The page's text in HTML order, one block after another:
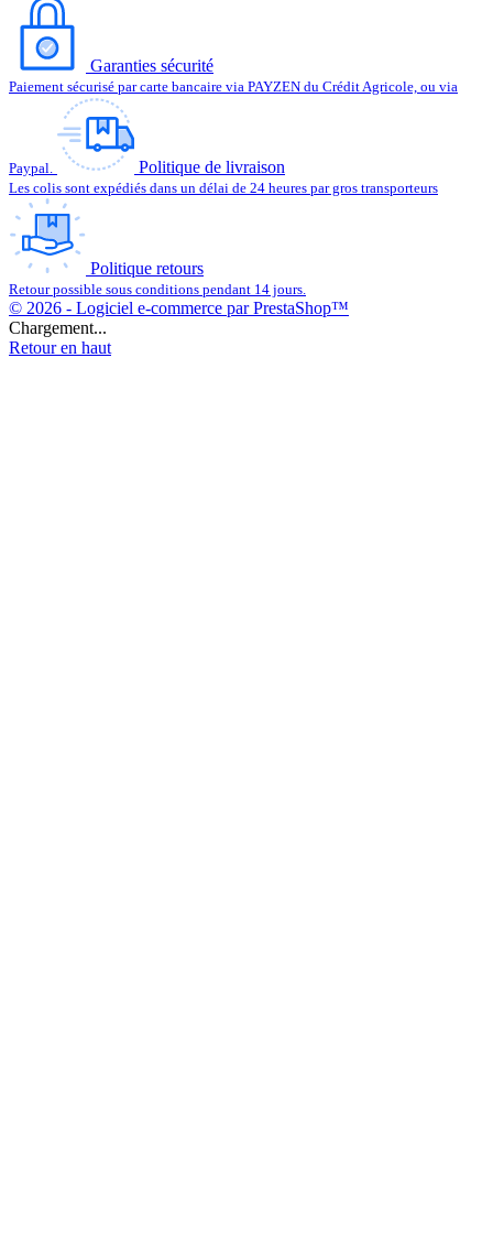
Garanties sécurité
Paiement sécurisé par carte bancaire via PAYZEN du Crédit Agricole, ou via
Paypal. Politique de livraison
Les colis sont expédiés dans un délai de 24 heures par gros transporteurs
Politique retours
Retour possible sous conditions pendant 14 jours.
© 2026 - Logiciel e-commerce par PrestaShop™
Chargement...
Retour en haut